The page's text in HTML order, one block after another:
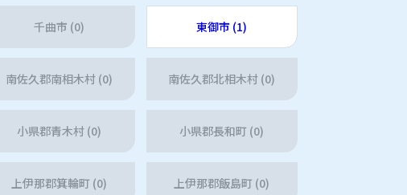
千曲市 (0) 東御市 (1)
南佐久郡南相木村 (0) 南佐久郡北相木村 (0)
小県郡青木村 (0) 小県郡長和町 (0)
上伊那郡箕輪町 (0) 上伊那郡飯島町 (0)